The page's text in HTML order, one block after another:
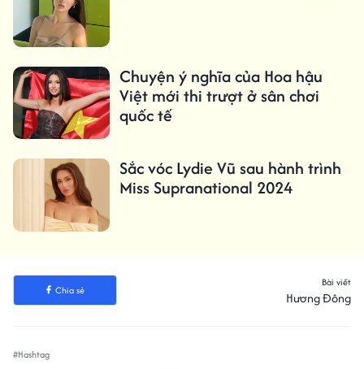
Chuyện ý nghĩa của Hoa hậu
Việt mới thi trượt ở sân chơi
quốc tế
Sắc vóc Lydie Vũ sau hành trình
Miss Supranational 2024
Chia sẻ
Bài viết
Hương Đông
#Hashtag